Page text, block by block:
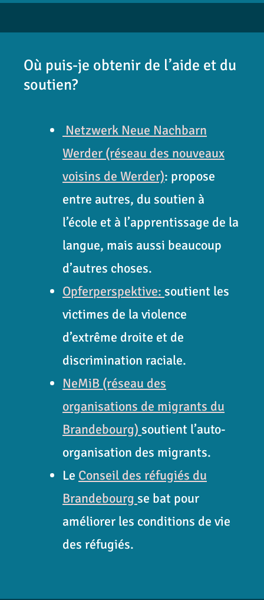
Où puis-je obtenir de l’aide et du
soutien?
Netzwerk Neue Nachbarn
Werder (réseau des nouveaux
voisins de Werder): propose
entre autres, du soutien à
l’école et à l’apprentissage de la
langue, mais aussi beaucoup
d’autres choses.
Opferperspektive: soutient les
victimes de la violence
d’extrême droite et de
discrimination raciale.
NeMiB (réseau des
organisations de migrants du
Brandebourg) soutient l’auto-
organisation des migrants.
Le Conseil des réfugiés du
Brandebourg se bat pour
améliorer les conditions de vie
des réfugiés.